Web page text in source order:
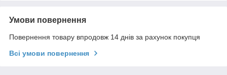
Умови повернення
Повернення товару впродовж 14 днів за рахунок покупця
Всі умови повернення